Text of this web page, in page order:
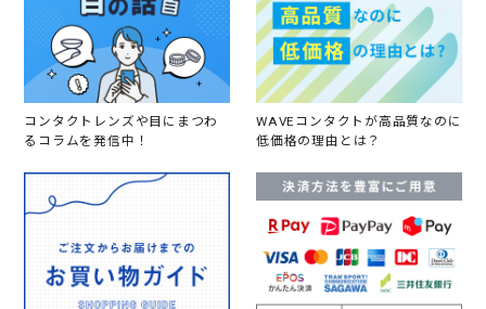
コンタクトレンズや目にまつわ
るコラムを発信中！
WAVEコンタクトが高品質なのに
低価格の理由とは？